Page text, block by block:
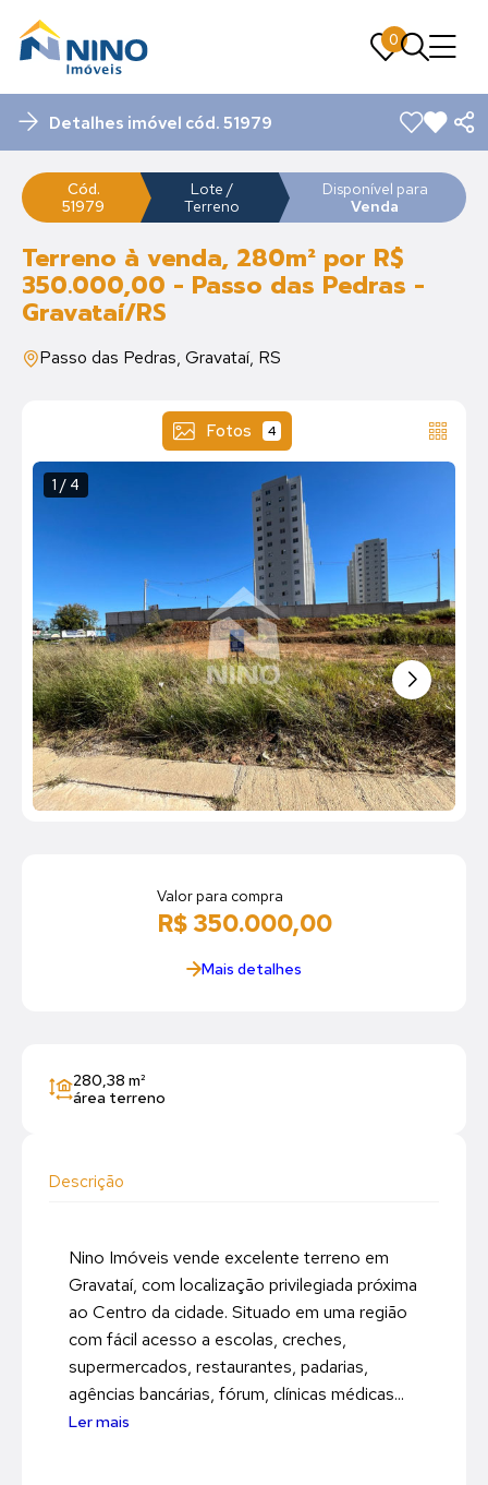
0
0
Detalhes imóvel cód. 51979
Cód.
51979
Lote /
Terreno
Disponível para
Venda
Terreno à venda, 280m² por R$
350.000,00 - Passo das Pedras -
Gravataí/RS
Passo das Pedras, Gravataí, RS
Fotos 4
1 / 4
Valor para compra
R$ 350.000,00
Mais detalhes
280,38 m²
área terreno
Descrição
Nino Imóveis vende excelente terreno em
Gravataí, com localização privilegiada próxima
ao Centro da cidade. Situado em uma região
com fácil acesso a escolas, creches,
supermercados, restaurantes, padarias,
agências bancárias, fórum, clínicas médicas...
Ler mais